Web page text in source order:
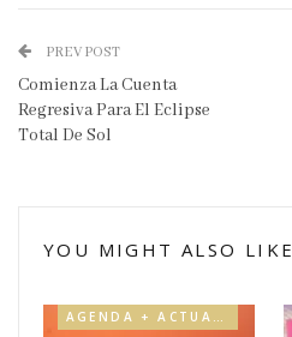
PREV POST
Comienza La Cuenta
Regresiva Para El Eclipse
Total De Sol
YOU MIGHT ALSO LIKE
AGENDA + ACTUALIDAD